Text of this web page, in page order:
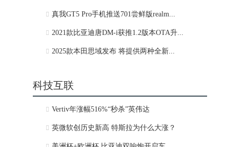
真我GT5 Pro手机推送701尝鲜版realm...
2021款比亚迪唐DM-i获推1.2版本OTA升...
2025款本田思域发布 将提供两种全新...
科技互联
Vertiv年涨幅516%“秒杀”英伟达
英微软创历史新高 特斯拉为什么大涨？